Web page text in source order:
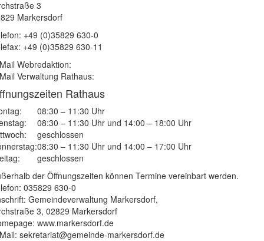
3
Markersdorf
+49 (0)35829 630-0
+49 (0)35829 630-11
Webredaktion:
Verwaltung Rathaus:
Rathaus
08:30 – 11:30 Uhr
08:30 – 11:30 Uhr und 14:00 – 18:00 Uhr
geschlossen
08:30 – 11:30 Uhr und 14:00 – 17:00 Uhr
geschlossen
der Öffnungszeiten können Termine vereinbart werden.
035829 630-0
Gemeindeverwaltung Markersdorf,
3, 02829 Markersdorf
www.markersdorf.de
sekretariat@gemeinde-markersdorf.de